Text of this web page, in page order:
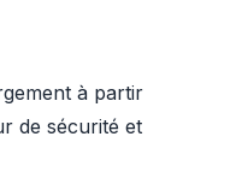
à partir
de sécurité et